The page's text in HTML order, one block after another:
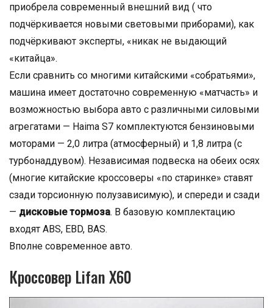
приобрела современный внешний вид ( что
подчёркивается новыми световыми приборами), как
подчёркивают эксперты, «никак не выдающий
«китайца».
Если сравнить со многими китайскими «собратьями»,
машина имеет достаточно современную «матчасть» и
возможностью выбора авто с различными силовыми
агрегатами — Haima S7 комплектуются бензиновыми
моторами — 2,0 литра (атмосферный) и 1,8 литра (с
турбонаддувом). Независимая подвеска на обеих осях
(многие китайские кроссоверы «по старинке» ставят
сзади торсионную полузависимую), и спереди и сзади
— дисковые тормоза. В базовую комплектацию
входят ABS, EBD, BAS.
Вполне современное авто.
Кроссовер Lifan X60